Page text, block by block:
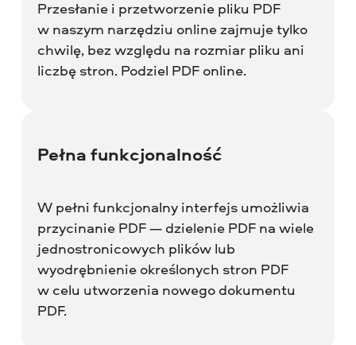
Przesłanie i przetworzenie pliku PDF
w naszym narzędziu online zajmuje tylko
chwilę, bez względu na rozmiar pliku ani
liczbę stron. Podziel PDF online.
Pełna funkcjonalność
W pełni funkcjonalny interfejs umożliwia
przycinanie PDF — dzielenie PDF na wiele
jednostronicowych plików lub
wyodrębnienie określonych stron PDF
w celu utworzenia nowego dokumentu
PDF.